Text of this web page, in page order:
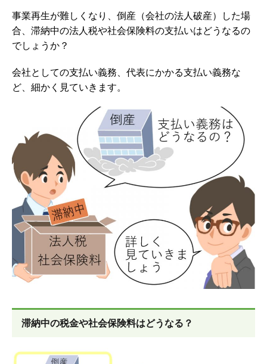
事業再生が難しくなり、倒産（会社の法人破産）した場
合、滞納中の法人税や社会保険料の支払いはどうなるの
でしょうか？
会社としての支払い義務、代表にかかる支払い義務な
ど、細かく見ていきます。
滞納中の税金や社会保険料はどうなる？